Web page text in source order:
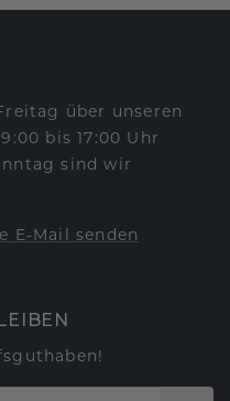
über unseren
bis 17:00 Uhr
sind wir
E-Mail senden